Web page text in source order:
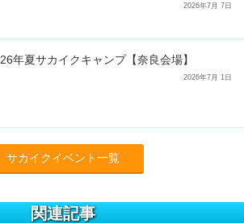
2026年7月 7日
年夏サカイクキャンプ【奈良会場】
2026年7月 1日
サカイクイベント一覧
関連記事